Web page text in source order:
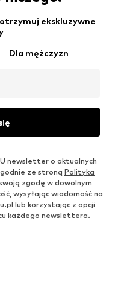
ekskluzywne
Dla mężczyzn
newsletter o aktualnych
ze stroną Polityka
zgodę w dowolnym
wysyłając wiadomość na
lub korzystając z opcji
każdego newslettera.